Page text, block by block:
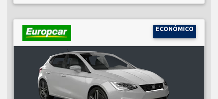
ECONÓMICO